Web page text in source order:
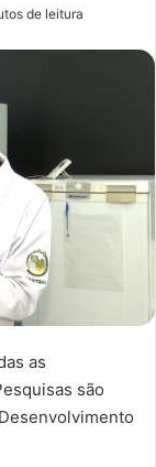
de leitura
as
são